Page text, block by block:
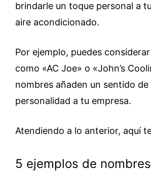
brindarle un toque personal a
aire acondicionado.
Por ejemplo, puedes
como «AC Joe» o «John’s
nombres añaden un sentido
personalidad a tu empresa.
Atendiendo a lo anterior, aquí
5 ejemplos de